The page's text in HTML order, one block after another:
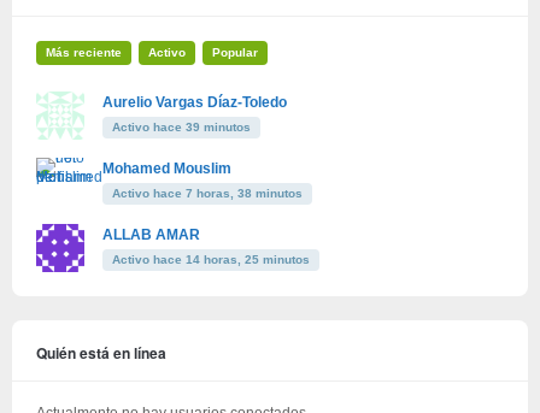
Más reciente Activo Popular
Aurelio Vargas Díaz-Toledo
Activo hace 39 minutos
Mohamed Mouslim
Activo hace 7 horas, 38 minutos
ALLAB AMAR
Activo hace 14 horas, 25 minutos
Quién está en línea